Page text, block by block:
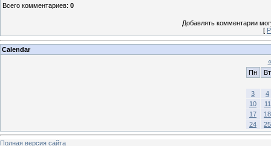
Всего комментариев: 0
Добавлять комментарии
[
Calendar
«
Пн
Вт
3
4
10
11
17
18
24
25
Полная версия сайта